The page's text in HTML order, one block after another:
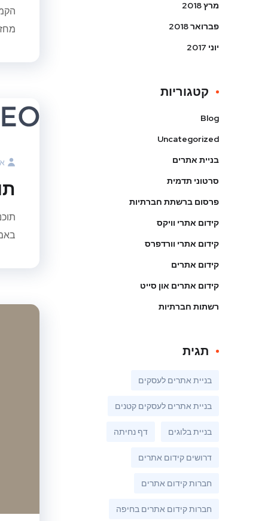
מרץ 2018
פברואר 2018
יוני 2017
קטגוריות
Blog
Uncategorized
בניית אתרים
סרטוני תדמית
פרסום ברשתת חברתיות
קידום אתרי וויקס
קידום אתרי וורדפרס
קידום אתרים
קידום אתרים און סייט
רשתות חברתיות
תגית
בניית אתרים לעסקים
בניית אתרים לעסקים קטנים
בניית בלוגים דף נחיתה
דרושים קידום אתרים
חברות קידום אתרים
חברות קידום אתרים בחיפה